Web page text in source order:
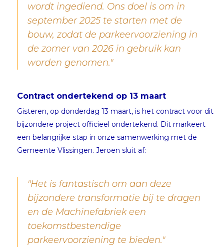
wordt ingediend. Ons doel is om in
september 2025 te starten met de
bouw, zodat de parkeervoorziening in
de zomer van 2026 in gebruik kan
worden genomen."
Contract ondertekend op 13 maart
Gisteren, op donderdag 13 maart, is het contract voor dit
bijzondere project officieel ondertekend. Dit markeert
een belangrijke stap in onze samenwerking met de
Gemeente Vlissingen. Jeroen sluit af:
"Het is fantastisch om aan deze
bijzondere transformatie bij te dragen
en de Machinefabriek een
toekomstbestendige
parkeervoorziening te bieden."